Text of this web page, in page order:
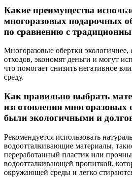
Какие преимущества
многоразовых подарочных
по сравнению с
Многоразовые обертки
отходов, экономят деньги и могут
что помогает снизить негативное
среду.
Как правильно выбрать
изготовления многоразовых
были экологичными и
Рекомендуется использовать
водоотталкивающие материалы,
переработанный пластик или
водоотталкивающей пропиткой,
окружающей среды и легко